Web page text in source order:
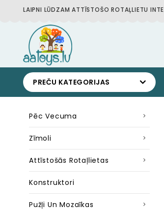
LAIPNI LŪDZAM ATTĪSTOŠO ROTAĻLIETU
PREČU KATEGORIJAS
Pēc Vecuma
Zīmoli
Attīstošās Rotaļlietas
Konstruktori
Pužļi Un Mozaīkas